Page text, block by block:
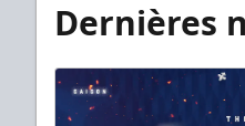
Dernières